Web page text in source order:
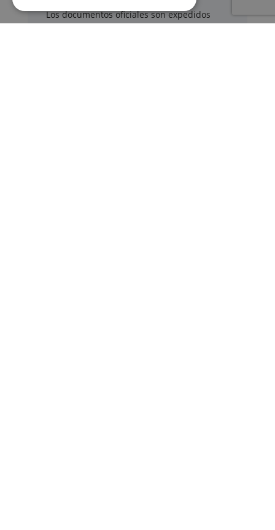
Los documentos oficiales son expedidos